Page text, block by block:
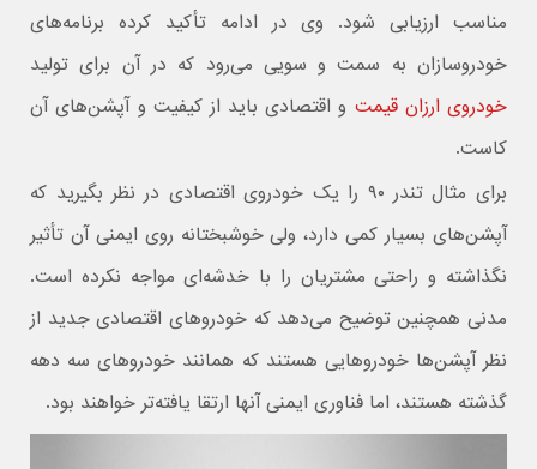
مناسب ارزیابی شود. وی در ادامه تأکید کرده برنامه‌های
خودروسازان به سمت و سویی می‌رود که در آن برای تولید
خودروی ارزان قیمت و اقتصادی باید از کیفیت و آپشن‌های آن
کاست.
برای مثال تندر ۹۰ را یک خودروی اقتصادی در نظر بگیرید که
آپشن‌های بسیار کمی دارد، ولی خوشبختانه روی ایمنی آن تأثیر
نگذاشته و راحتی مشتریان را با خدشه‌ای مواجه نکرده است.
مدنی همچنین توضیح می‌دهد که خودروهای اقتصادی جدید از
نظر آپشن‌ها خودروهایی هستند که همانند خودروهای سه دهه
گذشته هستند، اما فناوری ایمنی آنها ارتقا یافته‌تر خواهند بود.